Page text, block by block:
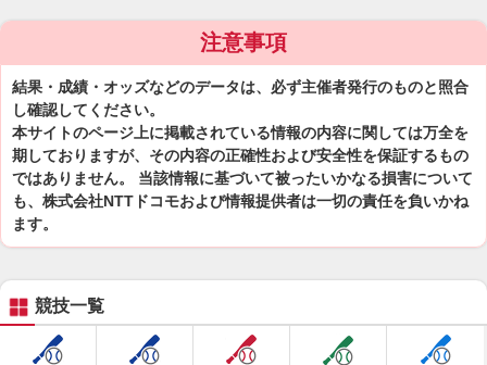
注意事項
結果・成績・オッズなどのデータは、必ず主催者発行のものと照合
し確認してください。
本サイトのページ上に掲載されている情報の内容に関しては万全を
期しておりますが、その内容の正確性および安全性を保証するもの
ではありません。 当該情報に基づいて被ったいかなる損害について
も、株式会社NTTドコモおよび情報提供者は一切の責任を負いかね
ます。
競技一覧